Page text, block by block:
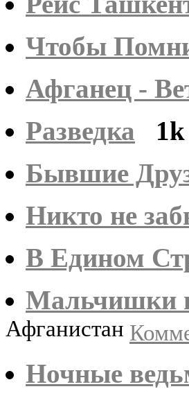
Чтобы
Афганец -
Разведка
1k
Бывшие
Никто не
В Едином
Мальчишки
Афганистан
Ночные